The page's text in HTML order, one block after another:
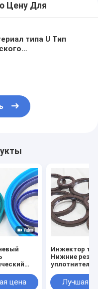
Цену Для
типа U Тип
для
цена
Инжектор
Нижние
уплотнители
Для всех
Лучшая